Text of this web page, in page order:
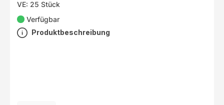
VE: 25 Stück
Verfügbar
Produktbeschreibung